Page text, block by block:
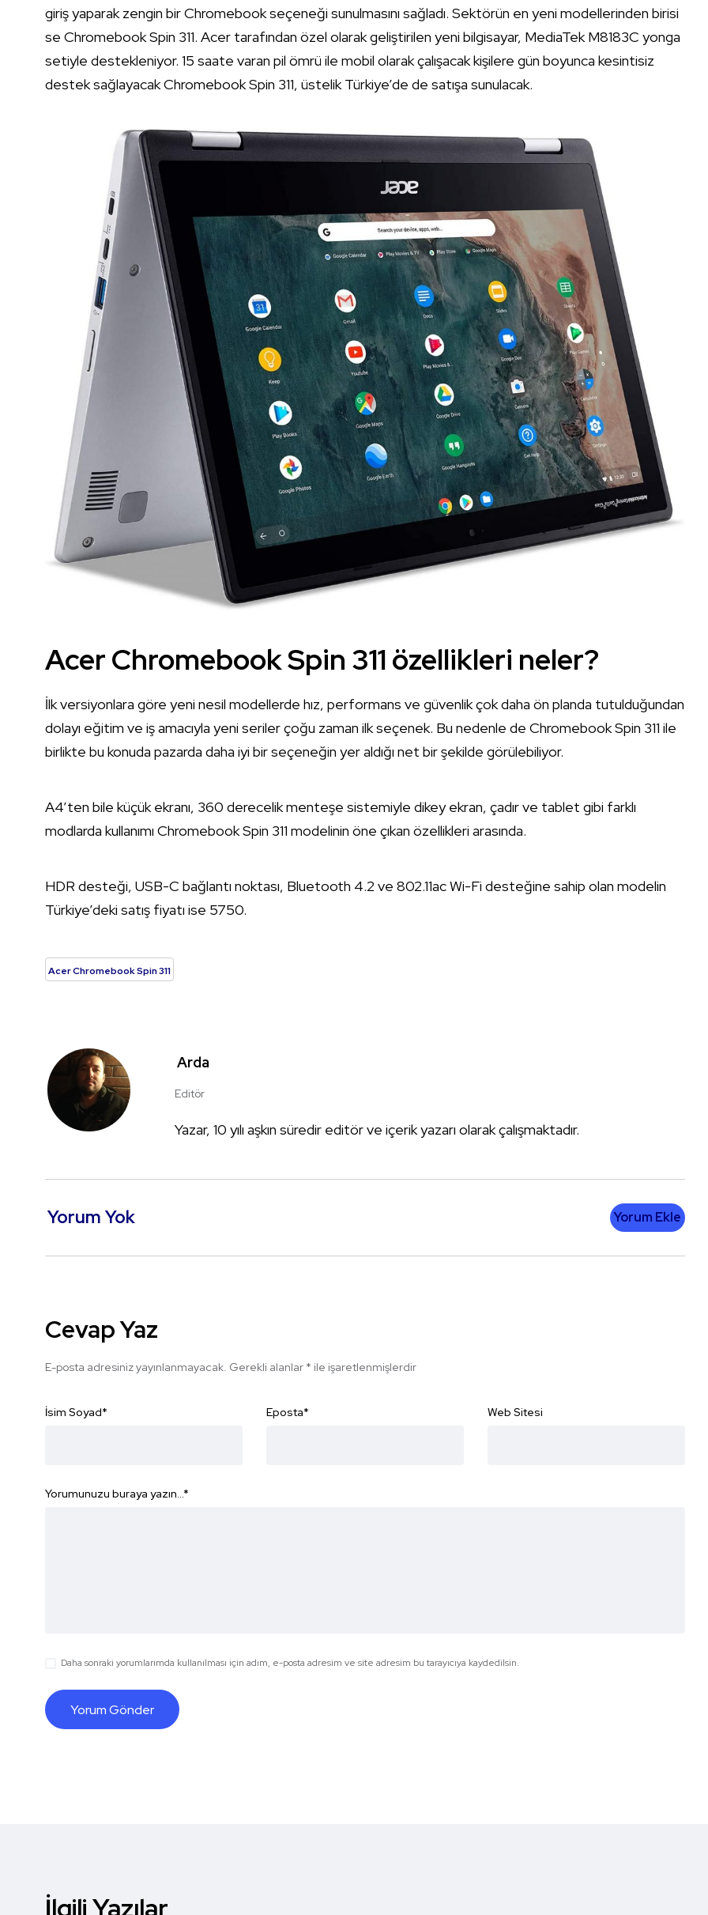
giriş yaparak zengin bir Chromebook seçeneği sunulmasını sağladı. Sektörün en yeni modellerinden birisi
se Chromebook Spin 311. Acer tarafından özel olarak geliştirilen yeni bilgisayar, MediaTek M8183C yonga
setiyle destekleniyor. 15 saate varan pil ömrü ile mobil olarak çalışacak kişilere gün boyunca kesintisiz
destek sağlayacak Chromebook Spin 311, üstelik Türkiye’de de satışa sunulacak.
Acer Chromebook Spin 311 özellikleri neler?
İlk versiyonlara göre yeni nesil modellerde hız, performans ve güvenlik çok daha ön planda tutulduğundan
dolayı eğitim ve iş amacıyla yeni seriler çoğu zaman ilk seçenek. Bu nedenle de Chromebook Spin 311 ile
birlikte bu konuda pazarda daha iyi bir seçeneğin yer aldığı net bir şekilde görülebiliyor.
A4’ten bile küçük ekranı, 360 derecelik menteşe sistemiyle dikey ekran, çadır ve tablet gibi farklı
modlarda kullanımı Chromebook Spin 311 modelinin öne çıkan özellikleri arasında.
HDR desteği, USB-C bağlantı noktası, Bluetooth 4.2 ve 802.11ac Wi-Fi desteğine sahip olan modelin
Türkiye’deki satış fiyatı ise 5750.
Acer Chromebook Spin 311
Arda
Editör
Yazar, 10 yılı aşkın süredir editör ve içerik yazarı olarak çalışmaktadır.
Yorum Yok Yorum Ekle
Cevap Yaz
E-posta adresiniz yayınlanmayacak. Gerekli alanlar * ile işaretlenmişlerdir
İsim Soyad* Eposta* Web Sitesi
Yorumunuzu buraya yazın...*
Daha sonraki yorumlarımda kullanılması için adım, e-posta adresim ve site adresim bu tarayıcıya kaydedilsin.